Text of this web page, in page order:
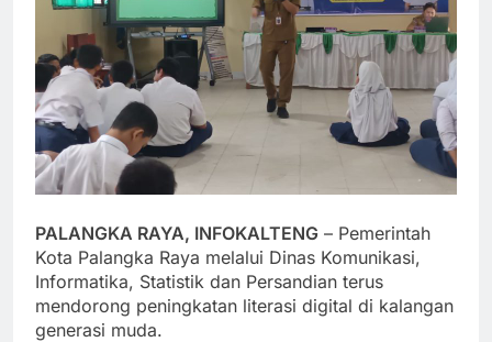
PALANGKA RAYA, INFOKALTENG – Pemerintah
Kota Palangka Raya melalui Dinas Komunikasi,
Informatika, Statistik dan Persandian terus
mendorong peningkatan literasi digital di kalangan
generasi muda.